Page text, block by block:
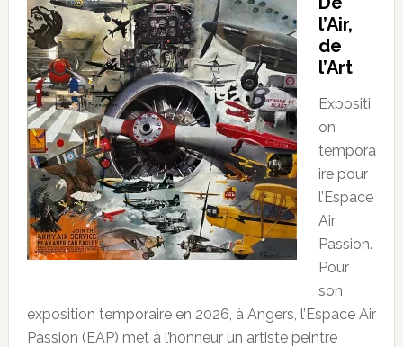
l’Air,
de
l’Art
Expositi
on
tempora
ire pour
l’Espace
Air
Passion.
Pour
son
exposition temporaire en 2026, à Angers, l’Espace Air
Passion (EAP) met à l’honneur un artiste peintre